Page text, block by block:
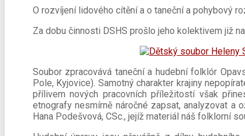
O rozvíjení lidového cítění a o taneční a pohybový
Za dobu činnosti DSHS prošlo jeho kolektivem již
Soubor zpracovává taneční a hudební folklór
Pole, Kyjovice). Samotný charakter krajiny
přílivem nových pracovních příležitostí však
etnografy nesmírně náročné zapsat, analyzovat a
Hana Podešvová, CSc., jejíž materiál náš folklorní